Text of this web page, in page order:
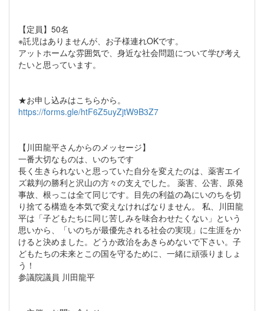
【定員】50名
※託児はありませんが、お子様連れOKです。
アットホームな雰囲気で、身近な社会問題について学び考え
たいと思っています。
★お申し込みはこちらから。
https://forms.gle/htF6Z5uyZjtW9B3Z7
【川田龍平さんからのメッセージ】
一番大切なものは、いのちです
長く生きられないと思っていた自分を変えたのは、薬害エイ
ズ裁判の勝利と沢山の方々の支えでした。 薬害、公害、原発
事故、根っこは全て同じです。目先の利益の為にいのちを切
り捨てる構造を本気で変えなければなりません。 私、川田龍
平は「子どもたちに同じ苦しみを味合わせたくない」という
思いから、「いのちが最優先される社会の実現」に生涯をか
けると決めました。どうか政治をあきらめないで下さい。子
どもたちの未来とこの国を守るために、一緒に頑張りましょ
う！
参議院議員 川田龍平